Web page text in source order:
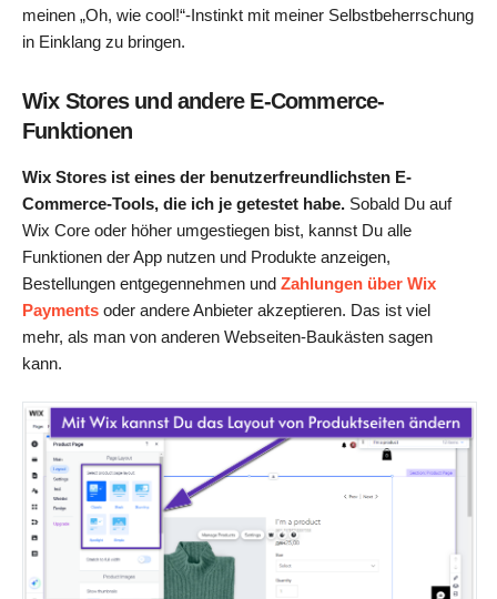
meinen „Oh, wie cool!“-Instinkt mit meiner Selbstbeherrschung
in Einklang zu bringen.
Wix Stores und andere E-Commerce-
Funktionen
Wix Stores ist eines der benutzerfreundlichsten E-
Commerce-Tools, die ich je getestet habe. Sobald Du auf
Wix Core oder höher umgestiegen bist, kannst Du alle
Funktionen der App nutzen und Produkte anzeigen,
Bestellungen entgegennehmen und Zahlungen über Wix
Payments oder andere Anbieter akzeptieren. Das ist viel
mehr, als man von anderen Webseiten-Baukästen sagen
kann.